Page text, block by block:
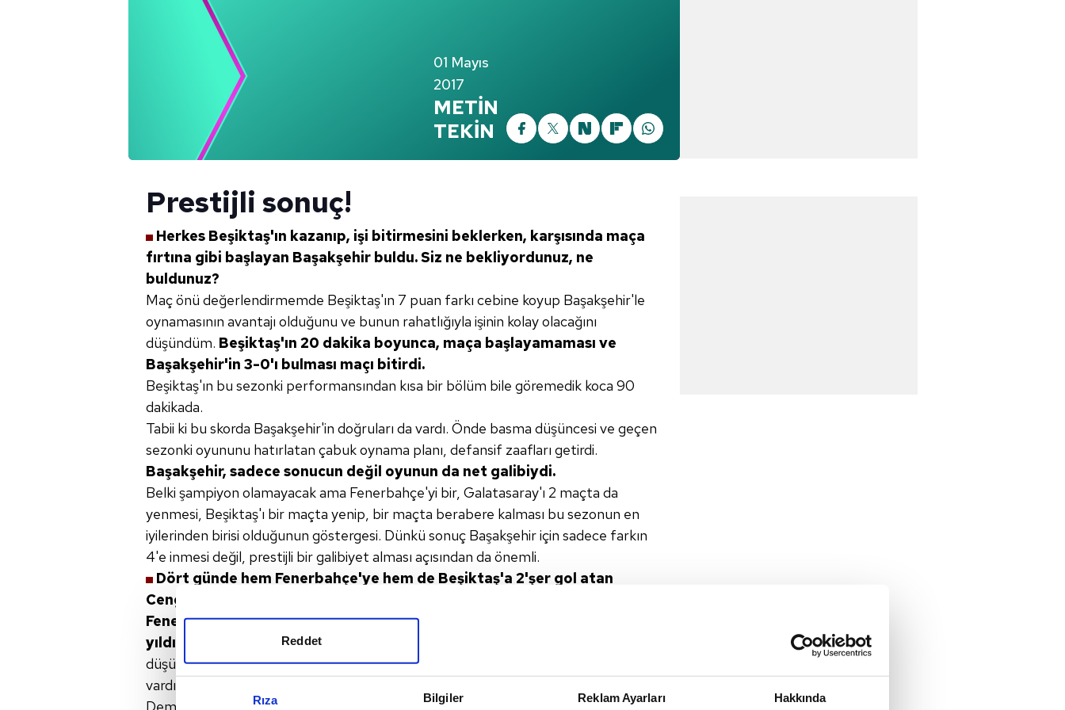
Rıza Bilgiler Reklam Ayarları Hakkında
Reddet
01 Mayıs
2017
METİN
TEKİN
Prestijli sonuç!
Herkes Beşiktaş'ın kazanıp, işi bitirmesini beklerken, karşısında maça
fırtına gibi başlayan Başakşehir buldu. Siz ne bekliyordunuz, ne
buldunuz?
Maç önü değerlendirmemde Beşiktaş'ın 7 puan farkı cebine koyup Başakşehir'le
oynamasının avantajı olduğunu ve bunun rahatlığıyla işinin kolay olacağını
düşündüm. Beşiktaş'ın 20 dakika boyunca, maça başlayamaması ve
Başakşehir'in 3-0'ı bulması maçı bitirdi.
Beşiktaş'ın bu sezonki performansından kısa bir bölüm bile göremedik koca 90
dakikada.
Tabii ki bu skorda Başakşehir'in doğruları da vardı. Önde basma düşüncesi ve geçen
sezonki oyununu hatırlatan çabuk oynama planı, defansif zaafları getirdi.
Başakşehir, sadece sonucun değil oyunun da net galibiydi.
Belki şampiyon olamayacak ama Fenerbahçe'yi bir, Galatasaray'ı 2 maçta da
yenmesi, Beşiktaş'ı bir maçta yenip, bir maçta berabere kalması bu sezonun en
iyilerinden birisi olduğunun göstergesi. Dünkü sonuç Başakşehir için sadece farkın
4'e inmesi değil, prestijli bir galibiyet alması açısından da önemli.
Dört günde hem Fenerbahçe'ye hem de Beşiktaş'a 2'şer gol atan
Cengiz için ne dersiniz?
Fenerbahçe ve Beşiktaş'a aynı hafta üst
yıldız oyuncu
belirtisi ve performansıdır.
düşünürsek, önemli biryıldız olma yolunda ilerliyor. Dün de başarılı
vardı. Beşiktaş'ta Şenol